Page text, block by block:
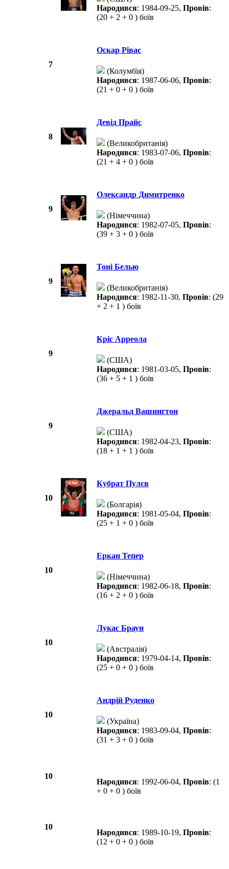
Народився: 1984-09-25, Провів:
(20 + 2 + 0 ) боїв
7
Оскар Рівас
(Колумбія)
Народився: 1987-06-06, Провів:
(21 + 0 + 0 ) боїв
8
Девід Прайс
(Великобританія)
Народився: 1983-07-06, Провів:
(21 + 4 + 0 ) боїв
9
Олександр Димитренко
(Німеччина)
Народився: 1982-07-05, Провів:
(39 + 3 + 0 ) боїв
9
Тоні Белью
(Великобританія)
Народився: 1982-11-30, Провів: (29
+ 2 + 1 ) боїв
9
Кріс Арреола
(США)
Народився: 1981-03-05, Провів:
(36 + 5 + 1 ) боїв
9
Джеральд Вашингтон
(США)
Народився: 1982-04-23, Провів:
(18 + 1 + 1 ) боїв
10
Кубрат Пулєв
(Болгарія)
Народився: 1981-05-04, Провів:
(25 + 1 + 0 ) боїв
10
Еркан Тепер
(Німеччина)
Народився: 1982-06-18, Провів:
(16 + 2 + 0 ) боїв
10
Лукас Браун
(Австралія)
Народився: 1979-04-14, Провів:
(25 + 0 + 0 ) боїв
10
Андрій Руденко
(Україна)
Народився: 1983-09-04, Провів:
(31 + 3 + 0 ) боїв
10
Народився: 1992-06-04, Провів: (1
+ 0 + 0 ) боїв
10
Народився: 1989-10-19, Провів:
(12 + 0 + 0 ) боїв